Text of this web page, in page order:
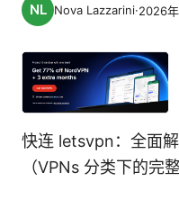
Nova Lazzarini·2026
快连 letsvpn：全面
（VPNs 分类下的完